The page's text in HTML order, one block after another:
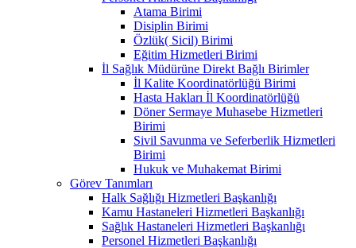
Atama Birimi
Disiplin Birimi
Özlük( Sicil) Birimi
Eğitim Hizmetleri Birimi
İl Sağlık Müdürüne Direkt Bağlı Birimler
İl Kalite Koordinatörlüğü Birimi
Hasta Hakları İl Koordinatörlüğü
Döner Sermaye Muhasebe Hizmetleri
Birimi
Sivil Savunma ve Seferberlik Hizmetleri
Birimi
Hukuk ve Muhakemat Birimi
Görev Tanımları
Halk Sağlığı Hizmetleri Başkanlığı
Kamu Hastaneleri Hizmetleri Başkanlığı
Sağlık Hastaneleri Hizmetleri Başkanlığı
Personel Hizmetleri Başkanlığı